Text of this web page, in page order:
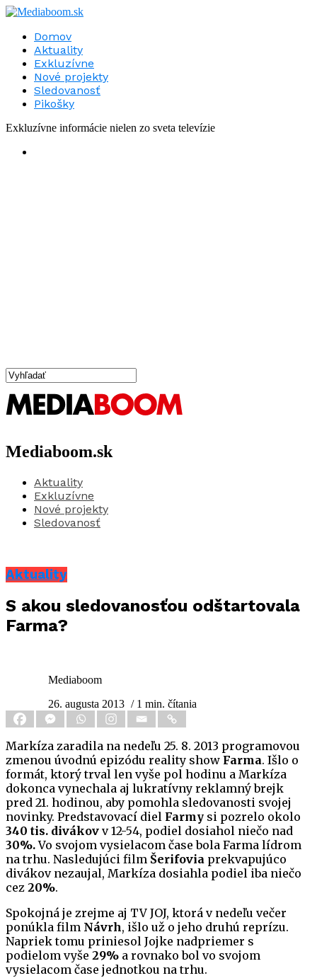
Domov
Aktuality
Exkluzívne
Nové projekty
Sledovanosť
Pikošky
Exkluzívne informácie nielen zo sveta televízie
Mediaboom.sk
Aktuality
Exkluzívne
Nové projekty
Sledovanosť
Aktuality
S akou sledovanosťou odštartovala
Farma?
Mediaboom
26. augusta 2013 / 1 min. čítania
Markíza zaradila na nedeľu 25. 8. 2013 programovou
zmenou úvodnú epizódu reality show Farma. Išlo o
formát, ktorý trval len vyše pol hodinu a Markíza
dokonca vynechala aj lukratívny reklamný brejk
pred 21. hodinou, aby pomohla sledovanosti svojej
novinky. Predstavovací diel Farmy si pozrelo okolo
340 tis. divákov v 12-54, podiel dosiahol niečo nad
30%.Vo svojom vysielacom čase bola Farma lídrom
na trhu. Nasledujúci film Šerifovia prekvapujúco
divákov nezaujal, Markíza dosiahla podiel iba niečo
cez 20%.
Spokojná je zrejme aj TV JOJ, ktorá v nedeľu večer
ponúkla film Návrh, išlo už o jeho druhú reprízu.
Napriek tomu priniesol Jojke nadpriemer s
podielom vyše 29% a rovnako bol vo svojom
vysielacom čase jednotkou na trhu.